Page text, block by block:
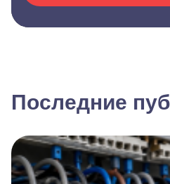
Последние